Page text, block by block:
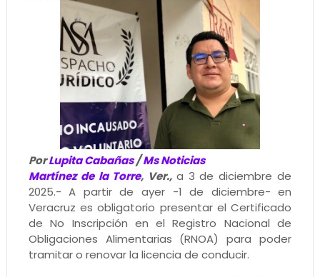
PorLupita Cabañas/Ms Noticias
Martínez de la Torre, Ver., a 3 de diciembre de
2025.- A partir de ayer -1 de diciembre- en
Veracruz es obligatorio presentar el Certificado
de No Inscripción en el Registro Nacional de
Obligaciones Alimentarias (RNOA) para poder
tramitar o renovar la licencia de conducir.